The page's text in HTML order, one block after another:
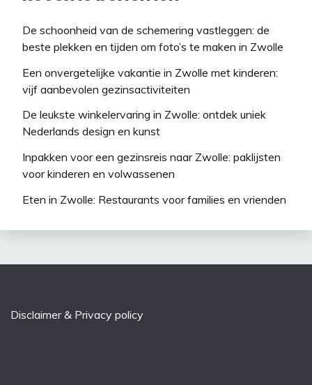
De schoonheid van de schemering vastleggen: de
beste plekken en tijden om foto’s te maken in Zwolle
Een onvergetelijke vakantie in Zwolle met kinderen:
vijf aanbevolen gezinsactiviteiten
De leukste winkelervaring in Zwolle: ontdek uniek
Nederlands design en kunst
Inpakken voor een gezinsreis naar Zwolle: paklijsten
voor kinderen en volwassenen
Eten in Zwolle: Restaurants voor families en vrienden
Disclaimer & Privacy policy